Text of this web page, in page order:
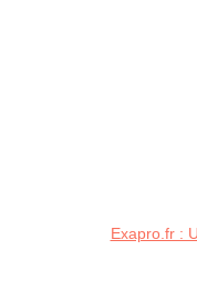
Exapro.fr :